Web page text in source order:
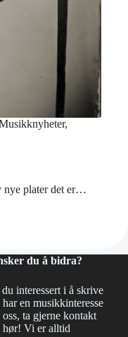
,
nye plater det er…
du å bidra?
interessert i å skrive
har en musikkinteresse
ta gjerne kontakt
hør! Vi er alltid